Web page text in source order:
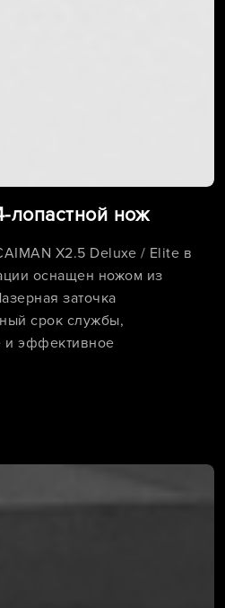
нож
X2.5 Deluxe / Elite в
оснащен ножом из
заточка
срок службы,
и эффективное